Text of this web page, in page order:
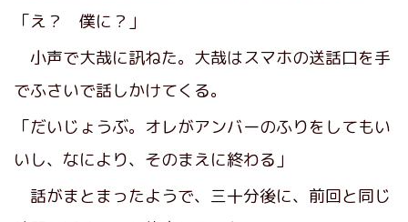
「え？ 僕に？」
小声で大哉に訊ねた。大哉はスマホの送話口を手
でふさいで話しかけてくる。
「だいじょうぶ。オレがアンバーのふりをしてもい
いし、なにより、そのまえに終わる」
話がまとまったようで、三十分後に、前回と同じ